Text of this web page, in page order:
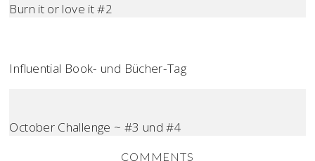
Burn it or love it #2
Influential Book- und Bücher-Tag
October Challenge ~ #3 und #4
COMMENTS